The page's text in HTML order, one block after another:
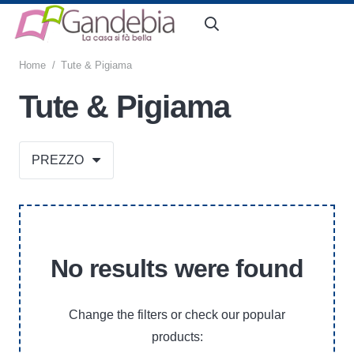
Home / Tute & Pigiama
Tute & Pigiama
PREZZO
No results were found
Change the filters or check our popular
products: